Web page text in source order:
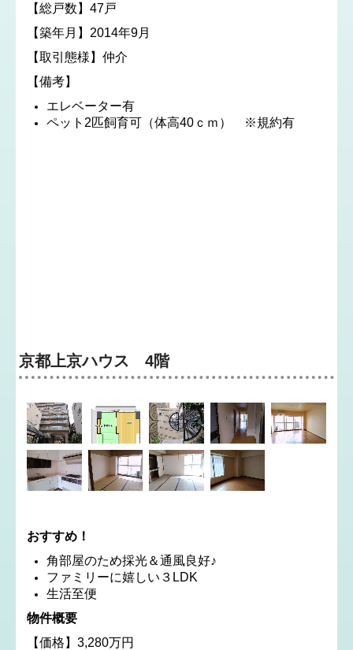
【総戸数】47戸
【築年月】2014年9月
【取引態様】仲介
【備考】
エレベーター有
ペット2匹飼育可（体高40ｃｍ） ※規約有
京都上京ハウス 4階
おすすめ！
角部屋のため採光＆通風良好♪
ファミリーに嬉しい３LDK
生活至便
物件概要
【価格】3,280万円